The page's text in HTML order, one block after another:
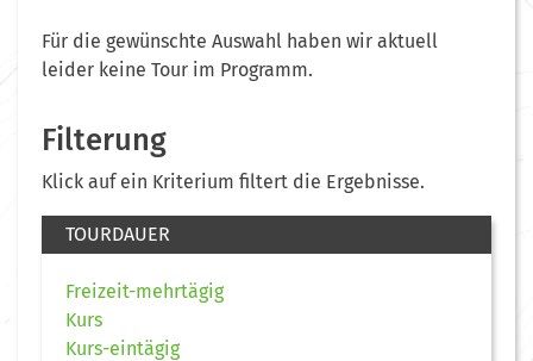
Für die gewünschte Auswahl haben wir aktuell
leider keine Tour im Programm.
Filterung
Klick auf ein Kriterium filtert die Ergebnisse.
TOURDAUER
Freizeit-mehrtägig
Kurs
Kurs-eintägig